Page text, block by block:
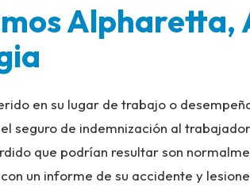
Alpharetta,
en su lugar de trabajo o
seguro de indemnización al
que podrían resultar son
un informe de su accidente y